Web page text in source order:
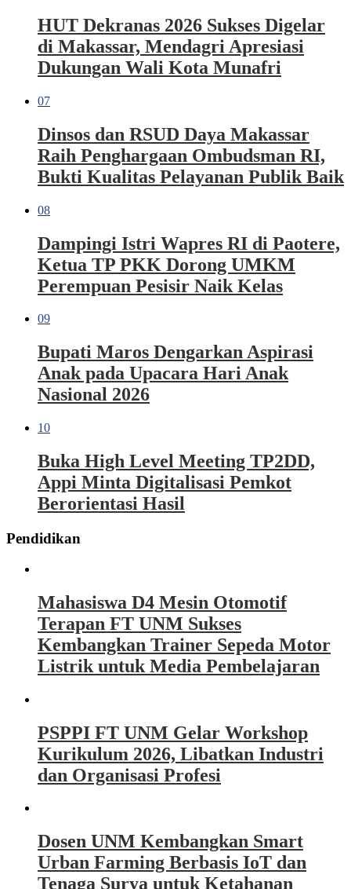
HUT Dekranas 2026 Sukses Digelar
di Makassar, Mendagri Apresiasi
Dukungan Wali Kota Munafri
07
Dinsos dan RSUD Daya Makassar
Raih Penghargaan Ombudsman RI,
Bukti Kualitas Pelayanan Publik Baik
08
Dampingi Istri Wapres RI di Paotere,
Ketua TP PKK Dorong UMKM
Perempuan Pesisir Naik Kelas
09
Bupati Maros Dengarkan Aspirasi
Anak pada Upacara Hari Anak
Nasional 2026
10
Buka High Level Meeting TP2DD,
Appi Minta Digitalisasi Pemkot
Berorientasi Hasil
Pendidikan
Mahasiswa D4 Mesin Otomotif
Terapan FT UNM Sukses
Kembangkan Trainer Sepeda Motor
Listrik untuk Media Pembelajaran
PSPPI FT UNM Gelar Workshop
Kurikulum 2026, Libatkan Industri
dan Organisasi Profesi
Dosen UNM Kembangkan Smart
Urban Farming Berbasis IoT dan
Tenaga Surya untuk Ketahanan